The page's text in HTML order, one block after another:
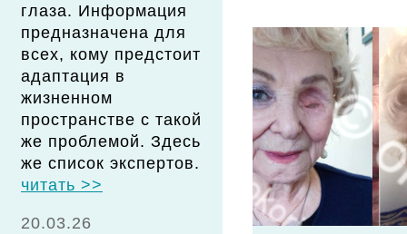
глаза. Информация
предназначена для
всех, кому предстоит
адаптация в
жизненном
пространстве с такой
же проблемой. Здесь
же список экспертов.
читать >>
20.03.26